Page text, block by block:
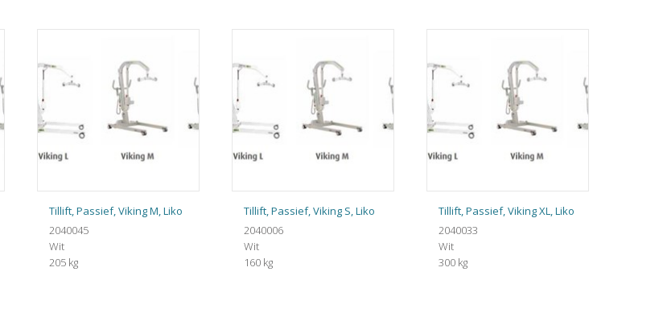
Tillift, Passief, Viking M, Liko
2040045
Wit
205 kg
Tillift, Passief, Viking S, Liko
2040006
Wit
160 kg
Tillift, Passief, Viking XL, Liko
2040033
Wit
300 kg